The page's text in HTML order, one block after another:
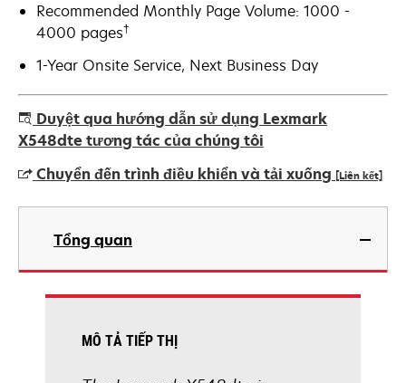
Recommended Monthly Page Volume: 1000 -
4000 pages†
1-Year Onsite Service, Next Business Day
Duyệt qua hướng dẫn sử dụng Lexmark
X548dte tương tác của chúng tôi
Chuyển đến trình điều khiển và tải xuống [Liên kết]
opens
new
Tổng quan
MÔ TẢ TIẾP THỊ